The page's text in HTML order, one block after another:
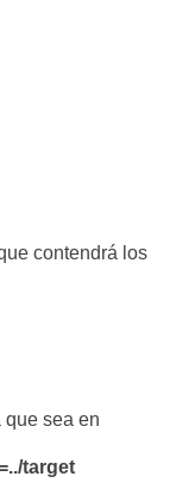
contendrá los
sea en
target